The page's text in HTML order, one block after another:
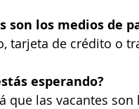
son los medios de
tarjeta de crédito o
esperando?
que las vacantes